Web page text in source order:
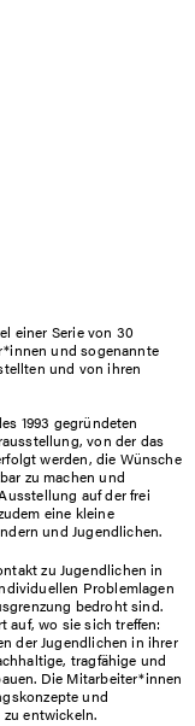
einer Serie von 30
und sogenannte
und von ihren
1993 gegründeten
von der das
werden, die Wünsche
zu machen und
auf der frei
eine kleine
und Jugendlichen.
zu Jugendlichen in
Problemlagen
bedroht sind.
auf, wo sie sich treffen:
der Jugendlichen in ihrer
tragfähige und
Die Mitarbeiter*innen
und
entwickeln.